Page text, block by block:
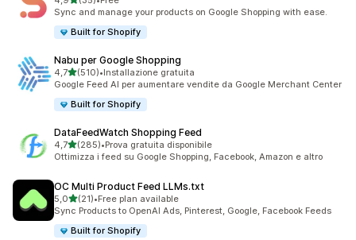
35 recensioni totali
Sync and manage your products on Google Shopping with ease.
Built for Shopify
Nabu per Google Shopping
4,7stelle su 5
(510)
510 recensioni totali
•Installazione gratuita
Google Feed AI per aumentare vendite da Google Merchant Center
Built for Shopify
DataFeedWatch Shopping Feed
4,7stelle su 5
(285)
285 recensioni totali
•Prova gratuita disponibile
Ottimizza i feed su Google Shopping, Facebook, Amazon e altro
OC Multi Product Feed LLMs.txt
5,0stelle su 5
(21)
21 recensioni totali
•Free plan available
Sync Products to OpenAI Ads, Pinterest, Google, Facebook Feeds
Built for Shopify